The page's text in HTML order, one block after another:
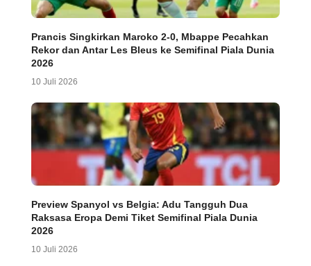
Prancis Singkirkan Maroko 2-0, Mbappe Pecahkan
Rekor dan Antar Les Bleus ke Semifinal Piala Dunia
2026
10 Juli 2026
Preview Spanyol vs Belgia: Adu Tangguh Dua
Raksasa Eropa Demi Tiket Semifinal Piala Dunia
2026
10 Juli 2026